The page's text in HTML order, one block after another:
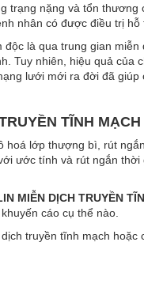
trạng nặng và tổn
nhân có được điều trị
là qua trung gian
Tuy nhiên, hiệu quả của
lưới mới ra đời đã
TĨNH
hoá lớp thượng bì, rút
ước tính và rút ngắn
MIỄN DỊCH TRUYỀN
cáo cụ thể nào.
truyền tĩnh mạch